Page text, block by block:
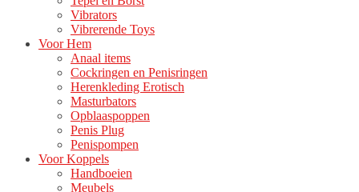
Vibrators
Vibrerende Toys
Voor Hem
Anaal items
Cockringen en Penisringen
Herenkleding Erotisch
Masturbators
Opblaaspoppen
Penis Plug
Penispompen
Voor Koppels
Handboeien
Meubels